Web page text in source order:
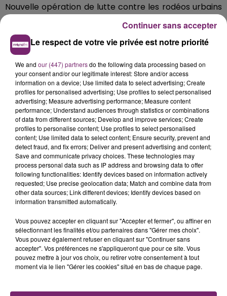
Nouvelle opération de lutte contre les rodéos urbains
dans le nord. Les policiers de Maubeuge sont
intervenus à Bachant, il y a peu, alors que deux
individus circulaient à moto sans casque, multipliant
les slaloms et les manœuvres risquées en pleine ville.
À la vue des forces de l’ordre, les deux conducteurs
ont pris la fuite. Ils ont pu être rapidement localisés et
interpellés à proximité de leur domicile.
Lors d’une perquisition, les policiers ont découvert les
deux motos qui avaient été utilisées. Les 2 individus on
fait l’objet d’une ordonnance pénale délictuelle, c’est-
à-dire qu’ils ont été jugés dans le cadre d’une
procédure rapide.
La Bulle - Guinguette éphémère
Le respect de votre vie privée est notre priorité
We and our (447) partnersdo the following data processing based on
your consent and/or our legitimate interest: Store and/or access
information on a device; Use limited data to select advertising; Create
profiles for personalised advertising; Use profiles to select personalised
advertising; Measure advertising performance; Measure content
performance; Understand audiences through statistics or combinations
of data from different sources; Develop and improve services; Create
profiles to personalise content; Use profiles to select personalised
content; Use limited data to select content; Ensure security, prevent and
detect fraud, and fix errors; Deliver and present advertising and content;
Save and communicate privacy choices. These technologies may
process personal data such as IP address and browsing data to offer
following functionalities: Identify devices based on information actively
requested; Use precise geolocation data; Match and combine data from
other data sources; Link different devices; Identify devices based on
information transmitted automatically.
Vous pouvez accepter en cliquant sur "Accepter et fermer", ou affiner en
sélectionnant les finalités et/ou partenaires dans "Gérer mes choix".
Vous pouvez également refuser en cliquant sur "Continuer sans
accepter". Vos préférences ne s'appliqueront que pour ce site. Vous
pouvez mettre à jour vos choix, ou retirer votre consentement à tout
moment via le lien "Gérer les cookies" situé en bas de chaque page.
Continuer sans accepter